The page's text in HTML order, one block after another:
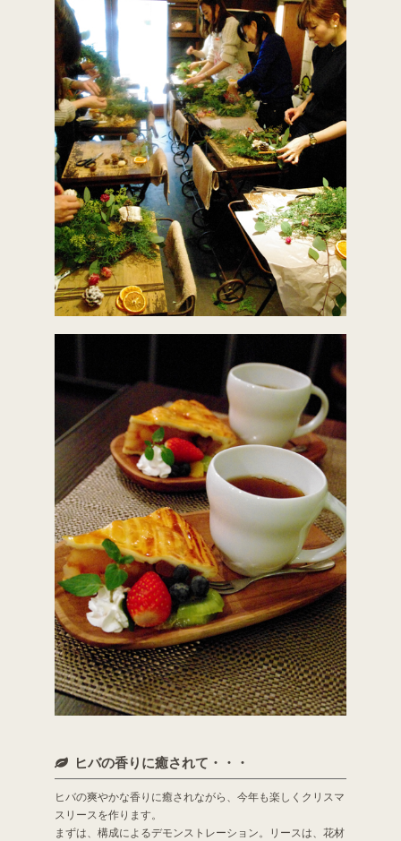
ヒバの香りに癒されて・・・
ヒバの爽やかな香りに癒されながら、今年も楽しくクリスマ
スリースを作ります。
まずは、構成によるデモンストレーション。リースは、花材